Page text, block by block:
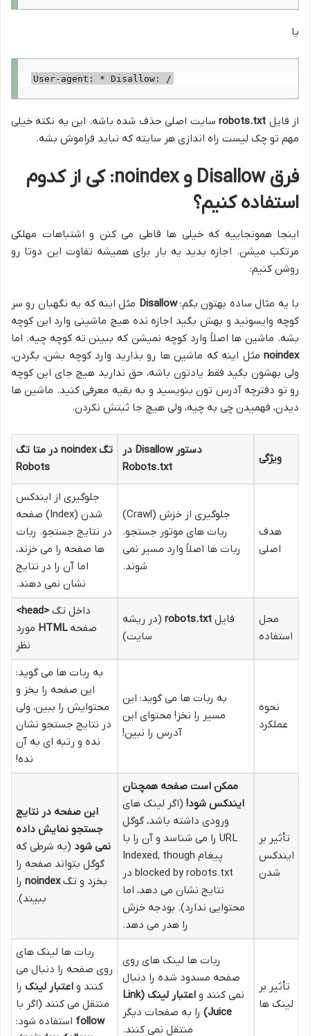
یا
User-agent: * Disallow: /
از فایل robots.txtسایت اصلی حذف شده باشه. این یه نکته خیلی
مهم تو چک لیست راه اندازی هر سایته که نباید فراموش بشه.
فرقDisallow وnoindex: کی از کدوم
استفاده کنیم؟
اینجا همونجاییه که خیلی ها قاطی می کنن و اشتباهات مهلکی
مرتکب میشن. اجازه بدید یه بار برای همیشه تفاوت این دوتا رو
روشن کنیم:
با یه مثال ساده بهتون بگم:Disallow مثل اینه که یه نگهبان رو سر
کوچه وایسونید و بهش بگید اجازه نده هیچ ماشینی وارد این کوچه
بشه. ماشین ها اصلاً وارد کوچه نمیشن که ببینن ته کوچه چیه. اما
noindex مثل اینه که ماشین ها رو بذارید وارد کوچه بشن، بگردن،
ولی بهشون بگید فقط یادتون باشه، حق ندارید هیچ جای این کوچه
رو تو دفترچه آدرس تون بنویسید و به بقیه معرفی کنید. ماشین ها
دیدن، فهمیدن چی به چیه، ولی هیچ جا ثبتش نکردن.
ویژگی
دستور Disallow در
Robots.txt
تگ noindex در متا تگ
Robots
هدف
اصلی
جلوگیری از خزش (Crawl)
ربات های موتور جستجو.
ربات ها اصلاً وارد مسیر نمی
شوند.
جلوگیری از ایندکس
شدن (Index) صفحه
در نتایج جستجو. ربات
ها صفحه را می خزند،
اما آن را در نتایج
نشان نمی دهند.
محل
استفاده
فایل robots.txt (در ریشه
سایت)
داخل تگ <head>
صفحهHTML مورد
نظر
نحوه
عملکرد
به ربات ها می گوید: این
مسیر را نخز! محتوای این
آدرس را نبین!
به ربات ها می گوید:
این صفحه را بخز و
محتوایش را ببین، ولی
در نتایج جستجو نشان
نده و رتبه ای به آن
نده!
تأثیر بر
ایندکس
شدن
ممکن است صفحه همچنان
ایندکس شود! (اگر لینک های
ورودی داشته باشد، گوگل
URL را می شناسد و آن را با
پیغام Indexed, though
blocked by robots.txt در
نتایج نشان می دهد، اما
محتوایی ندارد). بودجه خزش
را هدر می دهد.
این صفحه در نتایج
جستجو نمایش داده
نمی شود (به شرطی که
گوگل بتواند صفحه را
بخزد و تگnoindex را
ببیند).
تأثیر بر
لینک ها
ربات ها لینک های روی
صفحه مسدود شده را دنبال
نمی کنند و
اعتبار لینک (Link
Juice) را به صفحات دیگر
منتقل نمی کنند.
ربات ها لینک های
روی صفحه را دنبال می
کنند و اعتبار لینک را
منتقل می کنند (اگر با
follow استفاده شود: